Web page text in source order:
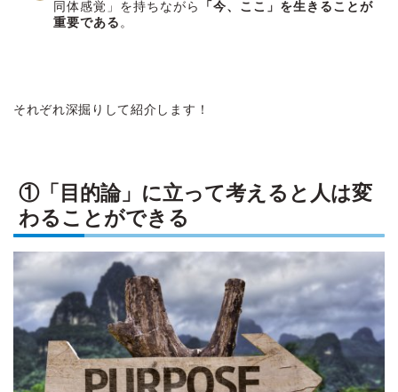
同体感覚」を持ちながら
「今、ここ」を生きることが
重要である 。
それぞれ深掘りして紹介します！
①「目的論」に立って考えると人は変
わることができる